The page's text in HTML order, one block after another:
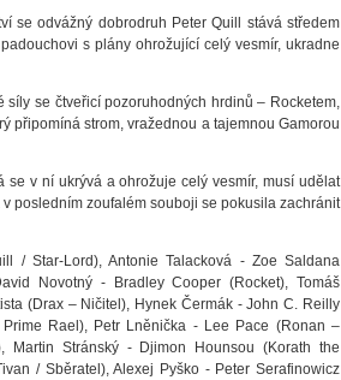
se odvážný dobrodruh Peter Quill stává středem
s plány ohrožující celý vesmír, ukradne
se čtveřicí pozoruhodných hrdinů – Rocketem,
připomíná strom, vražednou a tajemnou Gamorou
v ní ukrývá a ohrožuje celý vesmír, musí udělat
posledním zoufalém souboji se pokusila zachránit
/ Star-Lord), Antonie Talacková - Zoe Saldana
Novotný - Bradley Cooper (Rocket), Tomáš
(Drax – Ničitel), Hynek Čermák - John C. Reilly
Rael), Petr Lněnička - Lee Pace (Ronan –
Martin Stránský - Djimon Hounsou (Korath the
/ Sběratel), Alexej Pyško - Peter Serafinowicz